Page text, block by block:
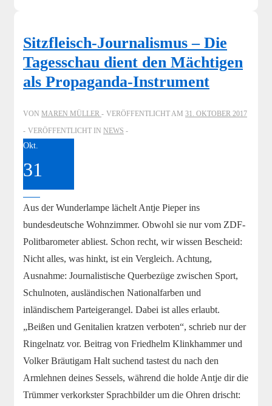
Merz
die
Räuberleiter
Sitzfleisch-Journalismus – Die
Tagesschau dient den Mächtigen
als Propaganda-Instrument
VON MAREN MÜLLER VERÖFFENTLICHT AM 31. OKTOBER 2017
VERÖFFENTLICHT IN NEWS
Okt.
31
Aus der Wunderlampe lächelt Antje Pieper ins
bundesdeutsche Wohnzimmer. Obwohl sie nur vom ZDF-
Politbarometer abliest. Schon recht, wir wissen Bescheid:
Nicht alles, was hinkt, ist ein Vergleich. Achtung,
Ausnahme: Journalistische Querbezüge zwischen Sport,
Schulnoten, ausländischen Nationalfarben und
inländischem Parteigerangel. Dabei ist alles erlaubt.
„Beißen und Genitalien kratzen verboten“, schrieb nur der
Ringelnatz vor. Beitrag von Friedhelm Klinkhammer und
Volker Bräutigam Halt suchend tastest du nach den
Armlehnen deines Sessels, während die holde Antje dir die
Trümmer verkorkster Sprachbilder um die Ohren drischt: